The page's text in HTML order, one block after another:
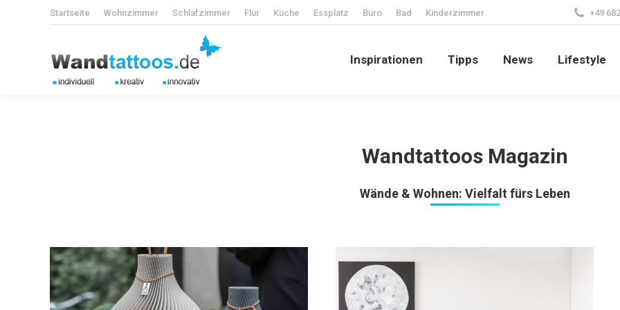
Startseite Wohnzimmer Schlafzimmer Flur Küche Essplatz Büro Bad Kinderzimmer +49
Inspirationen Tipps News Lifestyle
Wandtattoos Magazin
Wände & Wohnen: Vielfalt fürs Leben
Inspirationen Tipps News Lifestyle